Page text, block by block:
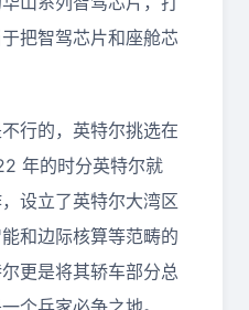
把智驾芯片和座舱芯
行的，英特尔挑选在
年的时分英特尔就
设立了英特尔大湾区
和边际核算等范畴的
更是将其轿车部分总